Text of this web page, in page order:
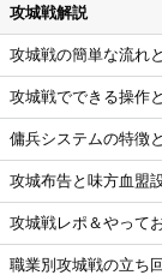
攻城戦解説
攻城戦の簡単な流れ
攻城戦でできる操作
傭兵システムの特徴
攻城布告と味方血盟
攻城戦レポ＆やって
職業別攻城戦の立ち